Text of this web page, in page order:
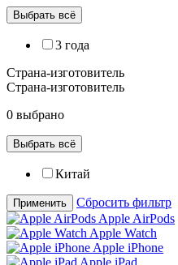
Выбрать всё
3 года
Страна-изготовитель
Страна-изготовитель
0 выбрано
Выбрать всё
Китай
Применить
Сбросить фильтр
Apple AirPods
Apple Watch
Apple iPhone
Apple iPad